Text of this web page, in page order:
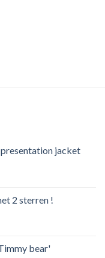
jacket
2 sterren !
bear'